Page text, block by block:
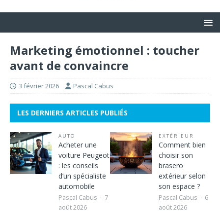
Marketing émotionnel : toucher
avant de convaincre
3 février 2026 Pascal Cabus
LES DERNIERS ARTICLES PUBLIÉS
AUTO
Acheter une
voiture Peugeot
: les conseils
d’un spécialiste
automobile
Pascal Cabus
7
août 2026
EXTÉRIEUR
Comment bien
choisir son
brasero
extérieur selon
son espace ?
Pascal Cabus
6
août 2026